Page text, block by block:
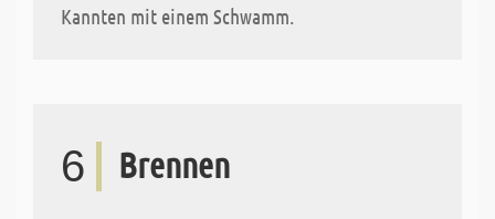
Kannten mit einem Schwamm.
6 Brennen